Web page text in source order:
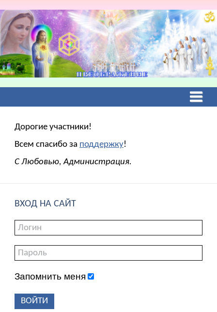
Дорогие участники!
Всем спасибо за поддержку!
С Любовью, Администрация.
ВХОД НА САЙТ
Запомнить меня
ВОЙТИ